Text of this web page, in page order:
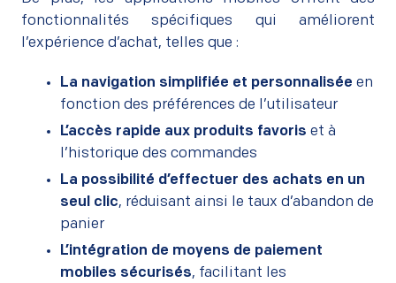
fonctionnalités spécifiques qui améliorent
l’expérience d’achat, telles que :
La navigation simplifiée et personnalisée en
fonction des préférences de l’utilisateur
L’accès rapide aux produits favoris et à
l’historique des commandes
La possibilité d’effectuer des achats en un
seul clic, réduisant ainsi le taux d’abandon de
panier
L’intégration de moyens de paiement
mobiles sécurisés, facilitant les